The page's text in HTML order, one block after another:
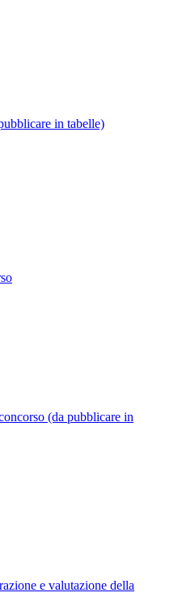
in tabelle)
(da pubblicare in
e valutazione della